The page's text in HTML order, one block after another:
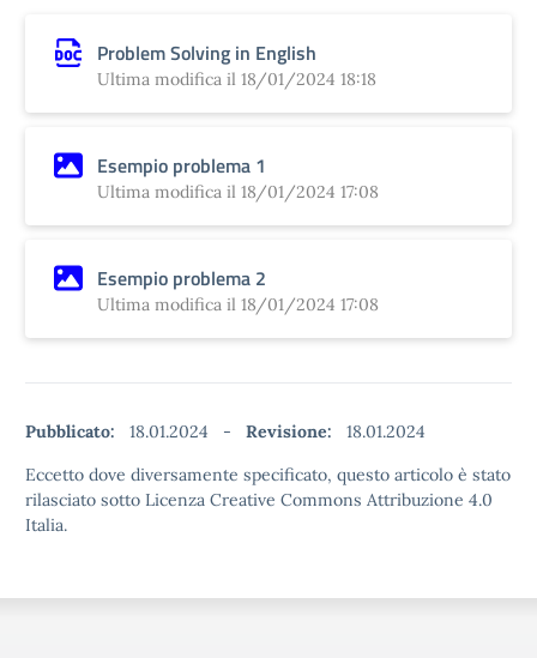
Problem Solving in English
Ultima modifica il 18/01/2024 18:18
Esempio problema 1
Ultima modifica il 18/01/2024 17:08
Esempio problema 2
Ultima modifica il 18/01/2024 17:08
Pubblicato: 18.01.2024 - Revisione:
18.01.2024
Eccetto dove diversamente specificato, questo articolo è stato
rilasciato sotto Licenza Creative Commons Attribuzione 4.0
Italia.